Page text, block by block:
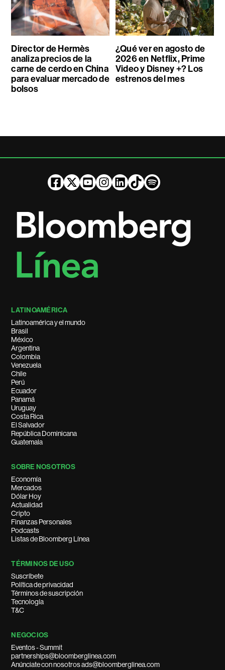
Director de Hermès
analiza precios de la
carne de cerdo en China
para evaluar mercado de
bolsos
¿Qué ver en agosto de
2026 en Netflix, Prime
Video y Disney +? Los
estrenos del mes
LATINOAMÉRICA
Latinoamérica y el mundo
Brasil
México
Argentina
Colombia
Venezuela
Chile
Perú
Ecuador
Panamá
Uruguay
Costa Rica
El Salvador
República Dominicana
Guatemala
SOBRE NOSOTROS
Economía
Mercados
Dólar Hoy
Actualidad
Cripto
Finanzas Personales
Podcasts
Listas de Bloomberg Línea
TÉRMINOS DE USO
Suscríbete
Política de privacidad
Términos de suscripción
Tecnología
T&C
NEGOCIOS
Eventos - Summit
partnerships@bloomberglinea.com
Anúnciate con nosotros ads@bloomberglinea.com